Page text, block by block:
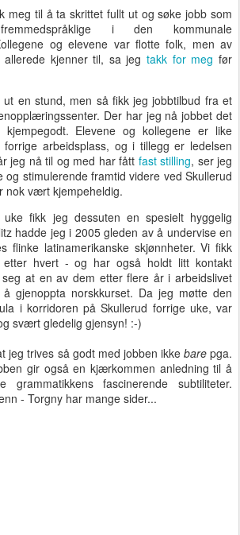
meg til å ta skrittet fullt ut og søke jobb som
i den kommunale
og elevene var flotte folk, men av
allerede kjenner til, sa jegtakk for meg før
en stund, men så fikk jeg jobbtilbud fra et
Der har jeg nå jobbet det
Elevene og kollegene er like
arbeidsplass, og i tillegg er ledelsen
jeg nå til og med har fått fast stilling, ser jeg
og stimulerende framtid videre ved Skullerud
nok vært kjempeheldig.
fikk jeg dessuten en spesielt hyggelig
hadde jeg i 2005 gleden av å undervise en
flinke latinamerikanske skjønnheter. Vi fikk
etter hvert - og har også holdt litt kontakt
at en av dem etter flere år i arbeidslivet
gjenoppta norskkurset. Da jeg møtte den
i korridoren på Skullerud forrige uke, var
svært gledelig gjensyn! :-)
jeg trives så godt med jobben ikke barepga.
gir også en kjærkommen anledning til å
grammatikkens fascinerende subtiliteter.
- Torgny har mange sider...